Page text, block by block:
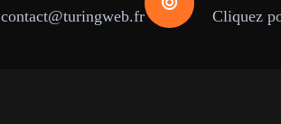
contact@turingweb.fr Cliquez